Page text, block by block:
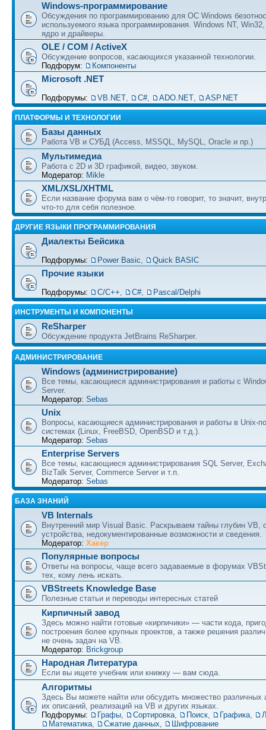
Windows-программирование
Обсуждения по программированию для ОС Windows
используемого языка программирования. Windows NT,
ядро и драйверы.
OLE / COM / ActiveX
Обсуждение вопросов, касающихся указанной технологии.
Подфорум:
Компоненты
Microsoft .NET
Подфорумы: VB.NET, C#, ADO.NET, ASP.NET
ПЛАТФОРМЫ И ТЕХНОЛОГИИ
Базы данных
Работа VB и СУБД (Access, MSSQL, MySQL, Oracle и пр.)
Мультимедиа
Работа с 2D и 3D графикой, видео, звуком.
Модератор: Mikle
XML/XSL/XHTML
Если название форума вам о чём-то говорит, то значит,
что-то для себя полезное.
ДРУГИЕ ЯЗЫКИ ПРОГРАММИРОВАНИЯ
Диалекты Бейсика
Подфорумы: Power Basic, Quick BASIC
Прочие языки
Подфорумы: С/С++, C#, Pascal/Delphi
ИНСТРУМЕНТЫ И КОМПОНЕНТЫ
ReSharper
Обсуждение продукта JetBrains ReSharper.
АДМИНИСТРИРОВАНИЕ
Windows (администрирование)
Все темы, касающиеся администрирования и работы с
Server.
Модератор: Sebas
Unix
Вопросы, касающиеся администрирования и работы в Unix-
системах (Linux, FreeBSD, OpenBSD и т.д.).
Модератор: Sebas
Enterprise Servers
Все темы, касающиеся администрирования SQL Server,
BizTalk Server, Commerce Server и т.п.
Модератор: Sebas
БАЗА ЗНАНИЙ
VB Internals
Внутренний мир Visual Basic. Раскрываем тайны глубин VB,
устройства, недокументированные возможности и сведения.
Модератор: Хакер
Популярные вопросы
Ответы на вопросы, чаще всего задаваемые в форумах
тех, кому лень искать.
VBStreets Knowledge Base
Полезные статьи и переводы интересных статей
Кирпичный завод
Здесь можно найти готовые «кирпичики» — части кода,
построения более крупных проектов, а также решения
не очень задач на VB.
Модератор: Brickgroup
Народная Литература
Если вы ищете учебник или книжку — вам сюда.
Алгоритмы
Здесь Вы можете найти или обсудить множество различных
их описаний, реализаций на VB и других языках.
Подфорумы:
Графы, Сортировка, Поиск, Графика,
Математика, Сжатие данных, Шифрование